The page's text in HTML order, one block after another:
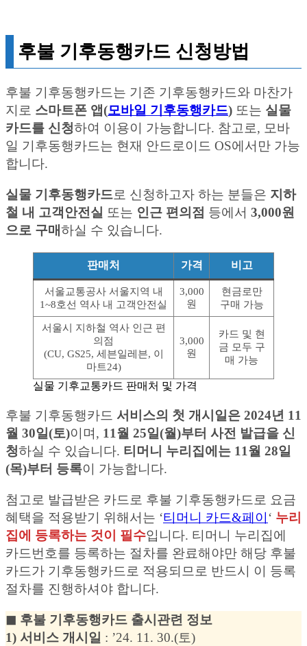
후불 기후동행카드 신청방법
후불 기후동행카드는 기존 기후동행카드와 마찬가
지로 스마트폰 앱(모바일 기후동행카드) 또는 실물
카드를 신청하여 이용이 가능합니다. 참고로, 모바
일 기후동행카드는 현재 안드로이드 OS에서만 가능
합니다.
실물 기후동행카드로 신청하고자 하는 분들은 지하
철 내 고객안전실 또는 인근 편의점 등에서 3,000원
으로 구매하실 수 있습니다.
판매처 가격 비고
서울교통공사 서울지역 내
1~8호선 역사 내 고객안전실
3,000
원
현금로만
구매 가능
서울시 지하철 역사 인근 편
의점
(CU, GS25, 세븐일레븐, 이
마트24)
3,000
원
카드 및 현
금 모두 구
매 가능
실물 기후교통카드 판매처 및 가격
후불 기후동행카드 서비스의 첫 개시일은 2024년 11
월 30일(토)이며, 11월 25일(월)부터 사전 발급을 신
청하실 수 있습니다. 티머니 누리집에는 11월 28일
(목)부터 등록이 가능합니다.
첨고로 발급받은 카드로 후불 기후동행카드로 요금
혜택을 적용받기 위해서는 ‘티머니 카드&페이 ‘ 누리
집에 등록하는 것이 필수입니다. 티머니 누리집에
카드번호를 등록하는 절차를 완료해야만 해당 후불
카드가 기후동행카드로 적용되므로 반드시 이 등록
절차를 진행하셔야 합니다.
◼︎ 후불 기후동행카드 출시관련 정보
1) 서비스 개시일 : ’24. 11. 30.(토)